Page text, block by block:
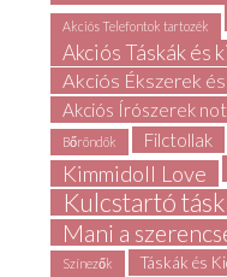
Akciós Telefontok tartozék
Akciós Táskák és
Akciós Ékszerek
Akciós Írószerek
Bőröndök Filctollak
Kimmidoll Love
Kulcstartó
Mani a
Színezők Táskák és